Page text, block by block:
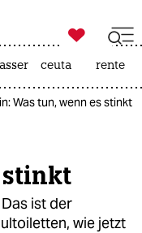

taz zahl ich
ceuta rente
Was tun, wenn es stinkt
stinkt
ist der
wie jetzt